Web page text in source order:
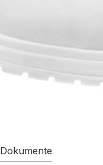
Dokumente